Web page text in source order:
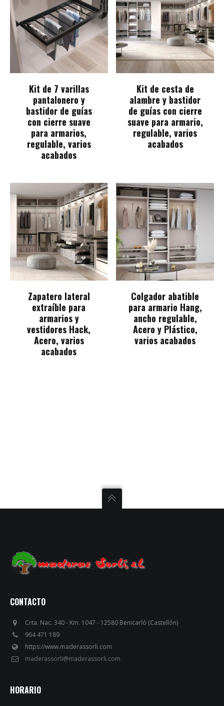
Kit de 7 varillas
pantalonero y
bastidor de guías
con cierre suave
para armarios,
regulable, varios
acabados
Kit de cesta de
alambre y bastidor
de guías con cierre
suave para armario,
regulable, varios
acabados
Zapatero lateral
extraíble para
armarios y
vestidores Hack,
Acero, varios
acabados
Colgador abatible
para armario Hang,
ancho regulable,
Acero y Plástico,
varios acabados
CONTACTO
Crta. Nac. 340 - Km. 1047 - 12580 Benicarló (Castellón)
964 471 189
https://www.maderassorli.com
maderassorli@maderassorli.com
HORARIO